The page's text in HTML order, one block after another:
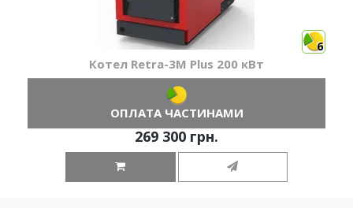
6
Котел Retra-3М Plus 200 кВт
ОПЛАТА ЧАСТИНАМИ
269 300 грн.